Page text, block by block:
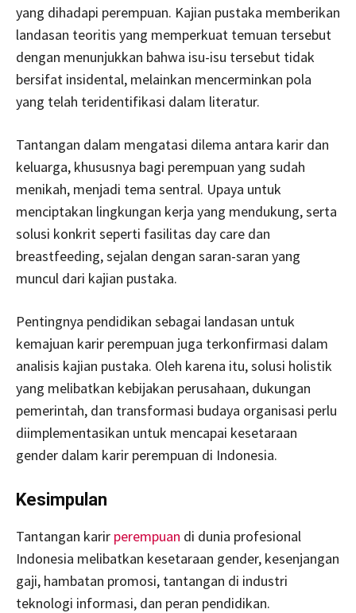
yang dihadapi perempuan. Kajian pustaka memberikan
landasan teoritis yang memperkuat temuan tersebut
dengan menunjukkan bahwa isu-isu tersebut tidak
bersifat insidental, melainkan mencerminkan pola
yang telah teridentifikasi dalam literatur.
Tantangan dalam mengatasi dilema antara karir dan
keluarga, khususnya bagi perempuan yang sudah
menikah, menjadi tema sentral. Upaya untuk
menciptakan lingkungan kerja yang mendukung, serta
solusi konkrit seperti fasilitas day care dan
breastfeeding, sejalan dengan saran-saran yang
muncul dari kajian pustaka.
Pentingnya pendidikan sebagai landasan untuk
kemajuan karir perempuan juga terkonfirmasi dalam
analisis kajian pustaka. Oleh karena itu, solusi holistik
yang melibatkan kebijakan perusahaan, dukungan
pemerintah, dan transformasi budaya organisasi perlu
diimplementasikan untuk mencapai kesetaraan
gender dalam karir perempuan di Indonesia.
Kesimpulan
Tantangan karir perempuan di dunia profesional
Indonesia melibatkan kesetaraan gender, kesenjangan
gaji, hambatan promosi, tantangan di industri
teknologi informasi, dan peran pendidikan.